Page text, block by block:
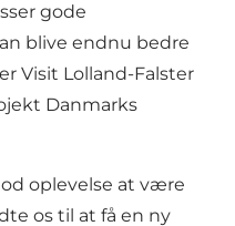
gode
blive endnu bedre
Visit Lolland-Falster
Danmarks
oplevelse at være
os til at få en ny